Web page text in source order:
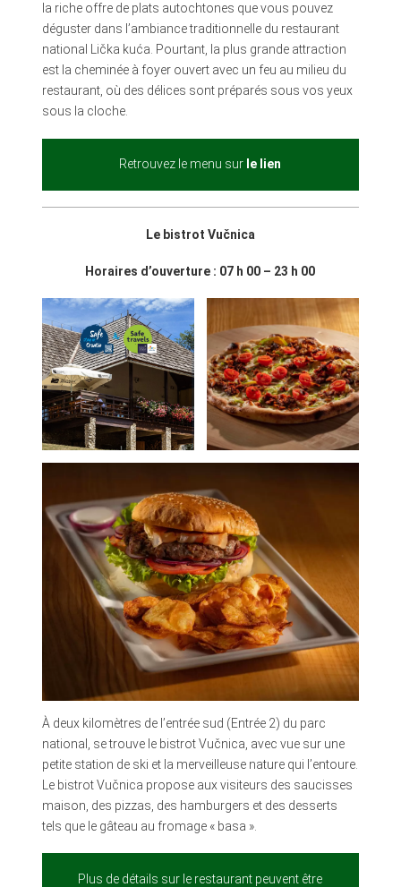
la riche offre de plats autochtones que vous pouvez
déguster dans l’ambiance traditionnelle du restaurant
national Lička kuća. Pourtant, la plus grande attraction
est la cheminée à foyer ouvert avec un feu au milieu du
restaurant, où des délices sont préparés sous vos yeux
sous la cloche.
Retrouvez le menu sur le lien
Le bistrot Vučnica
Horaires d’ouverture : 07 h 00 – 23 h 00
À deux kilomètres de l’entrée sud (Entrée 2) du parc
national, se trouve le bistrot Vučnica, avec vue sur une
petite station de ski et la merveilleuse nature qui l’entoure.
Le bistrot Vučnica propose aux visiteurs des saucisses
maison, des pizzas, des hamburgers et des desserts
tels que le gâteau au fromage « basa ».
Plus de détails sur le restaurant peuvent être